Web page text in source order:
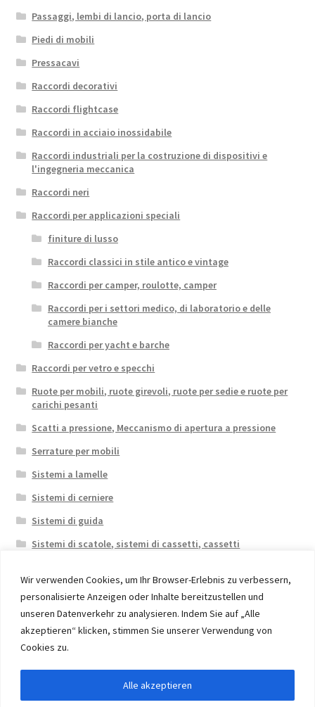
Wir verwenden Cookies, um Ihr Browser-Erlebnis zu verbessern,
personalisierte Anzeigen oder Inhalte bereitzustellen und
unseren Datenverkehr zu analysieren. Indem Sie auf „Alle
akzeptieren“ klicken, stimmen Sie unserer Verwendung von
Cookies zu.
Alle akzeptieren
Passaggi, lembi di lancio, porta di lancio
Piedi di mobili
Pressacavi
Raccordi decorativi
Raccordi flightcase
Raccordi in acciaio inossidabile
Raccordi industriali per la costruzione di dispositivi e
l'ingegneria meccanica
Raccordi neri
Raccordi per applicazioni speciali
finiture di lusso
Raccordi classici in stile antico e vintage
Raccordi per camper, roulotte, camper
Raccordi per i settori medico, di laboratorio e delle
camere bianche
Raccordi per yacht e barche
Raccordi per vetro e specchi
Ruote per mobili, ruote girevoli, ruote per sedie e ruote per
carichi pesanti
Scatti a pressione, Meccanismo di apertura a pressione
Serrature per mobili
Sistemi a lamelle
Sistemi di cerniere
Sistemi di guida
Sistemi di scatole, sistemi di cassetti, cassetti
© 2026 Eruon Trade UG, Germany, member of the ERUON